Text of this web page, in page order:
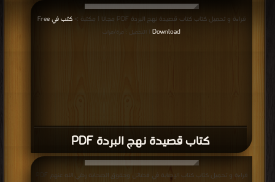
كتاب قصيدة نهج البردة PDF
قراءة و تحميل كتاب كتاب قصيدة نهج البردة PDF مجانا | مكتبة >
كتب في Free
Download | التحميل : مرة/مرات